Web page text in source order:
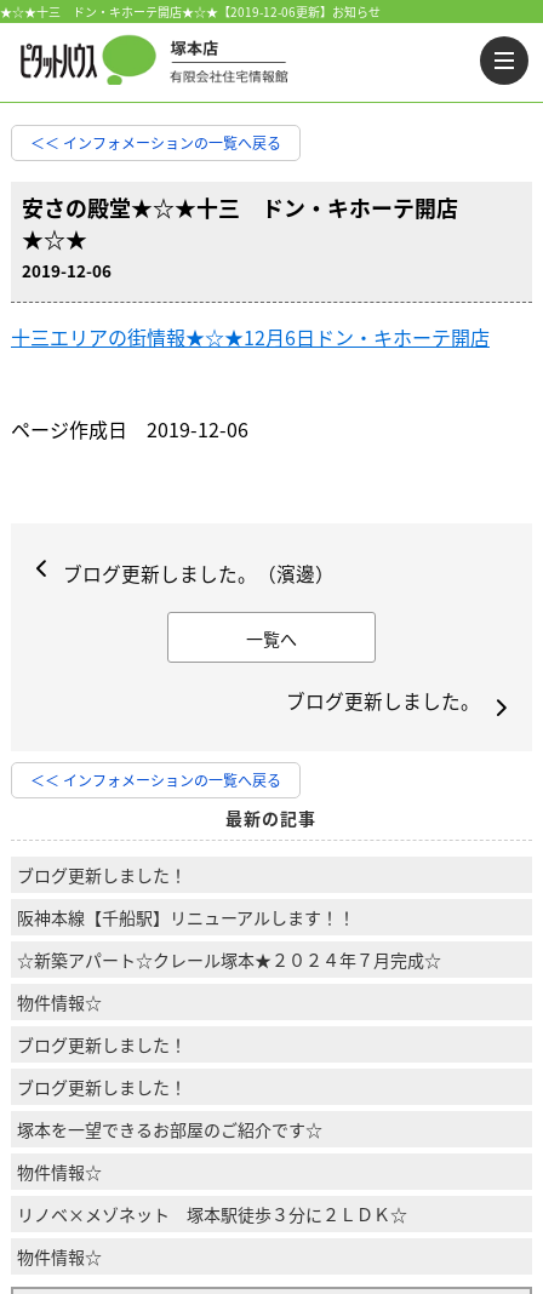
★☆★十三 ドン・キホーテ開店★☆★【2019-12-06更新】お知らせ
＜＜ インフォメーションの一覧へ戻る
安さの殿堂★☆★十三 ドン・キホーテ開店
★☆★
2019-12-06
十三エリアの街情報★☆★12月6日ドン・キホーテ開店
ページ作成日 2019-12-06
ブログ更新しました。（濱邊）
一覧へ
ブログ更新しました。
＜＜ インフォメーションの一覧へ戻る
最新の記事
ブログ更新しました！
阪神本線【千船駅】リニューアルします！！
☆新築アパート☆クレール塚本★２０２４年７月完成☆
物件情報☆
ブログ更新しました！
ブログ更新しました！
塚本を一望できるお部屋のご紹介です☆
物件情報☆
リノベ×メゾネット 塚本駅徒歩３分に２ＬＤＫ☆
物件情報☆